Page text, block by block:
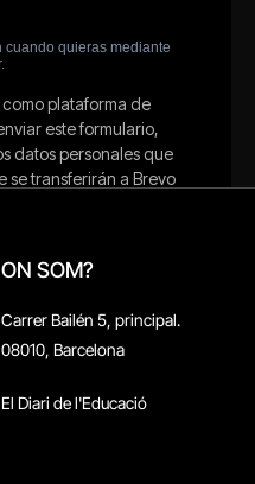
ON SOM?
Carrer Bailén 5, principal.
08010, Barcelona
El Diari de l'Educació